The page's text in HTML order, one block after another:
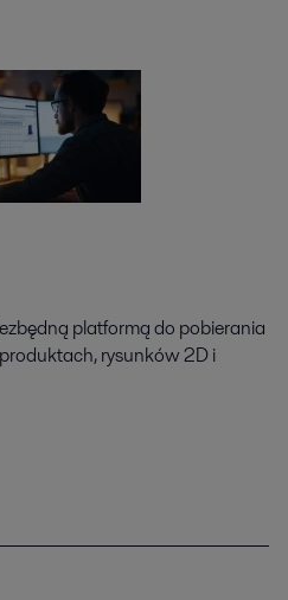
platformą do pobierania
rysunków 2D i